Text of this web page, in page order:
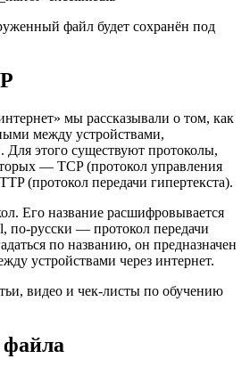
файл будет сохранён под
мы рассказывали о том, как
между устройствами,
этого существуют протоколы,
— TCP (протокол управления
(протокол передачи гипертекста).
Его название расшифровывается
по-русски — протокол передачи
по названию, он предназначен
устройствами через интернет.
видео и чек-листы по обучению
файла